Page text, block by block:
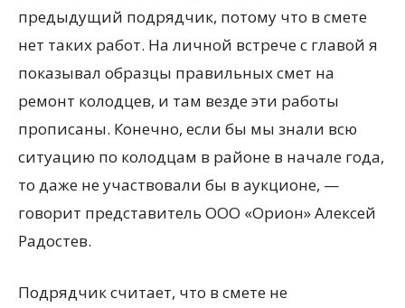
предыдущий подрядчик, потому что в смете
нет таких работ. На личной встрече с главой я
показывал образцы правильных смет на
ремонт колодцев, и там везде эти работы
прописаны. Конечно, если бы мы знали всю
ситуацию по колодцам в районе в начале года,
то даже не участвовали бы в аукционе, —
говорит представитель ООО «Орион» Алексей
Радостев.
Подрядчик считает, что в смете не